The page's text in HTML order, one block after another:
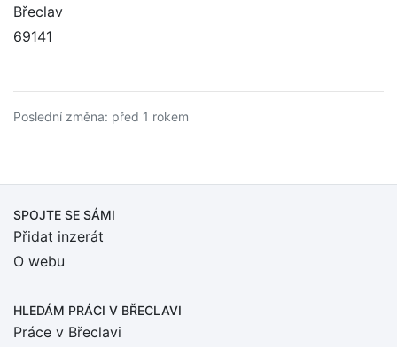
Břeclav
69141
Poslední změna: před 1 rokem
SPOJTE SE SÁMI
Přidat inzerát
O webu
HLEDÁM PRÁCI V BŘECLAVI
Práce v Břeclavi